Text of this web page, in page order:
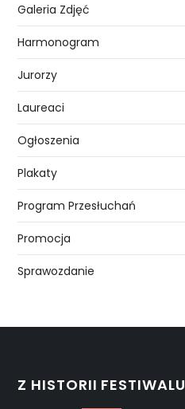
Galeria Zdjęć
Harmonogram
Jurorzy
Laureaci
Ogłoszenia
Plakaty
Program Przesłuchań
Promocja
Sprawozdanie
Z HISTORII FESTIWALU